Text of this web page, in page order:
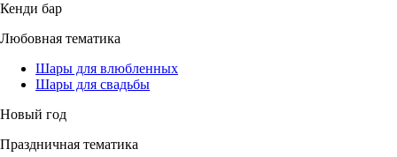
Кенди бар
Любовная тематика
Шары для влюбленных
Шары для свадьбы
Новый год
Праздничная тематика